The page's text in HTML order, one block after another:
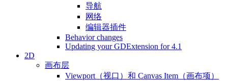
导航
网络
编辑器插件
Behavior changes
Updating your GDExtension for 4.1
2D
画布层
Viewport（视口）和 Canvas Item（画布项）